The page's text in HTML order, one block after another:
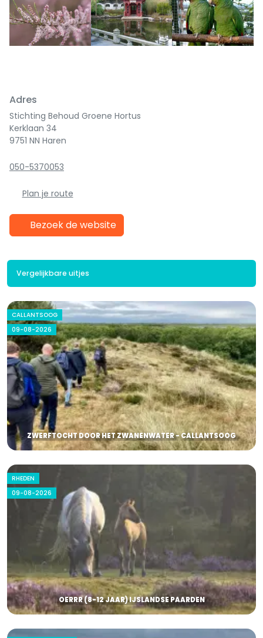
Previous Next
Adres
Stichting Behoud Groene Hortus
Kerklaan 34
9751 NN Haren
050-5370053
Plan je route
Bezoek de website
Vergelijkbare uitjes
CALLANTSOOG
09-08-2026
ZWERFTOCHT DOOR HET ZWANENWATER - CALLANTSOOG
RHEDEN
09-08-2026
OERRR (8-12 JAAR) IJSLANDSE PAARDEN